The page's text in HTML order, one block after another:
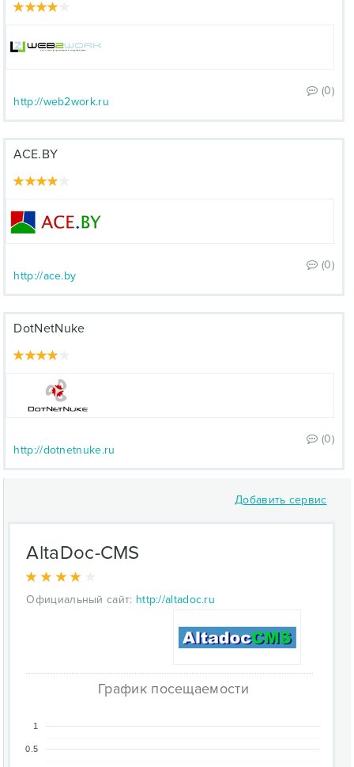
(0)
http://web2work.ru
ACE.BY
(0)
http://ace.by
DotNetNuke
(0)
http://dotnetnuke.ru
Добавить сервис
AltaDoc-CMS
Официальный сайт: http://altadoc.ru
График посещаемости
0.5
1